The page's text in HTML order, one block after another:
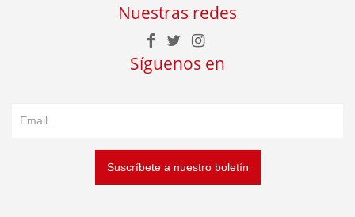
Nuestras redes
Síguenos en
Suscríbete a nuestro boletín